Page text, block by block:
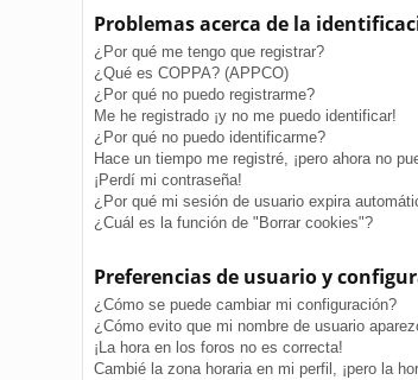
Problemas acerca de la
¿Por qué me tengo que registrar?
¿Qué es COPPA? (APPCO)
¿Por qué no puedo registrarme?
Me he registrado ¡y no me puedo identificar!
¿Por qué no puedo identificarme?
Hace un tiempo me registré, ¡pero ahora no
¡Perdí mi contraseña!
¿Por qué mi sesión de usuario expira
¿Cuál es la función de "Borrar cookies"?
Preferencias de usuario y
¿Cómo se puede cambiar mi configuración?
¿Cómo evito que mi nombre de usuario
¡La hora en los foros no es correcta!
Cambié la zona horaria en mi perfil, ¡pero la